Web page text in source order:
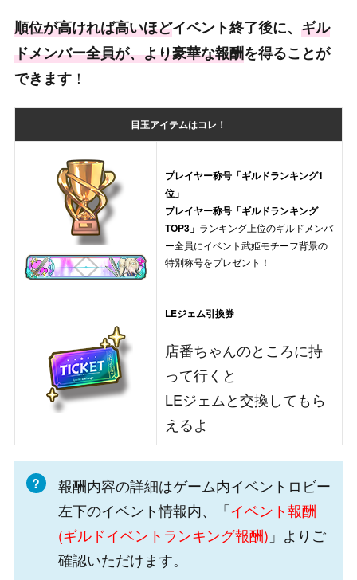
順位が高ければ高いほどイベント終了後に、 ギル
ドメンバー全員が、より豪華な報酬を得ることが
できます！
目玉アイテムはコレ！
プレイヤー称号「ギルドランキング1
位」
プレイヤー称号「ギルドランキング
TOP3」 ランキング上位のギルドメンバ
ー全員にイベント武姫モチーフ背景の
特別称号をプレゼント！
LEジェム引換券
店番ちゃんのところに持
って行くと
LEジェムと交換してもら
えるよ
報酬内容の詳細はゲーム内イベントロビー
左下のイベント情報内、「イベント報酬
(ギルドイベントランキング報酬) 」よりご
確認いただけます。